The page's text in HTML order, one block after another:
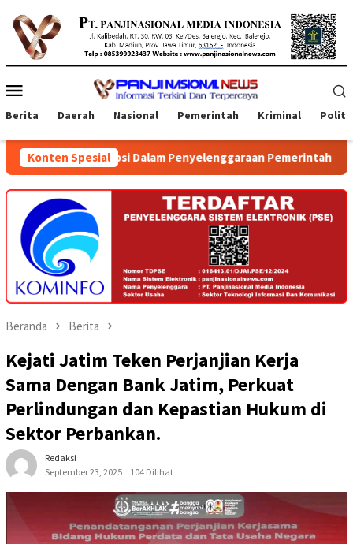
konten
Mobile
Berita Daerah Nasional Pemerintah Kriminal
Konten SpesialPemerintah Daerah Provinsi Jawa Timur dan Bali
Beranda Berita
Kejati Jatim Teken Perjanjian Kerja
Sama Dengan Bank Jatim, Perkuat
Perlindungan dan Kepastian Hukum di
Sektor Perbankan.
Redaksi
September 23, 2025
104 Dilihat